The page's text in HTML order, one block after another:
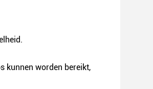
kunnen worden bereikt,